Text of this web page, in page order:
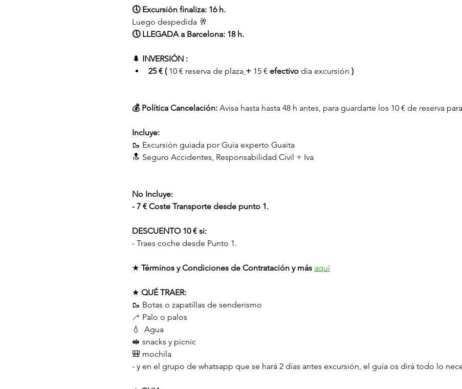
🕔 Excursión finaliza: 16 h.
Luego despedida 🥂
🕔 LLEGADA a Barcelona: 18 h.
🌲 INVERSIÓN :
25 € ( 10 € reserva de plaza + 15 € efectivo día excursión )
💰 Política Cancelación: Avisa hasta hasta 48 h antes, para guardarte los 10 € de reserva
Incluye:
🥾 Excursión guiada por Guía experto Guaita
🔝 Seguro Accidentes, Responsabilidad Civil + Iva
No Incluye:
- 7 € Coste Transporte desde punto 1.
DESCUENTO 10 € si:
- Traes coche desde Punto 1.
★ Términos y Condiciones de Contratación y más aquí
★ QUÉ TRAER:
🥾 Botas o zapatillas de senderismo
🦯 Palo o palos
💧  Agua
🥪 snacks y picnic
🎒 mochila
- y en el grupo de whatsapp que se hará 2 días antes excursión, el guía os dirá todo lo